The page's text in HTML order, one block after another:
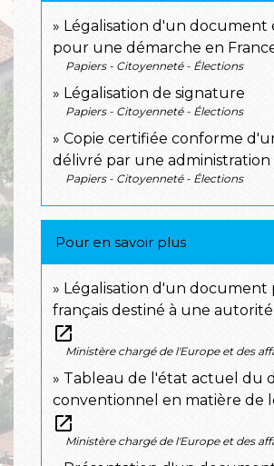
Légalisation d'un document
pour une démarche en
Papiers - Citoyenneté - Élections
Légalisation de signature
Papiers - Citoyenneté - Élections
Copie certifiée conforme
délivré par une administration
Papiers - Citoyenneté - Élections
Pour en savoir plus
Légalisation d'un document
français destiné à une
open_in_new
Ministère chargé de l'Europe et des
Tableau de l'état actuel du
conventionnel en matière de
open_in_new
Ministère chargé de l'Europe et des